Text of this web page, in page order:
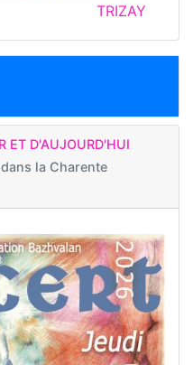
TRIZAY
ET D'AUJOURD'HUI
dans la Charente